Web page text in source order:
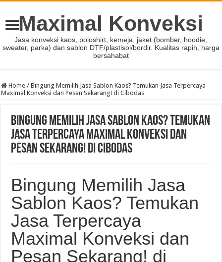
Maximal Konveksi
Jasa konveksi kaos, poloshirt, kemeja, jaket (bomber, hoodie,
sweater, parka) dan sablon DTF/plastisol/bordir. Kualitas rapih, harga
bersahabat
Home / Bingung Memilih Jasa Sablon Kaos? Temukan Jasa Terpercaya
Maximal Konveksi dan Pesan Sekarang! di Cibodas
Bingung Memilih Jasa Sablon Kaos? Temukan
Jasa Terpercaya Maximal Konveksi dan
Pesan Sekarang! di Cibodas
Bingung Memilih Jasa
Sablon Kaos? Temukan
Jasa Terpercaya
Maximal Konveksi dan
Pesan Sekarang! di